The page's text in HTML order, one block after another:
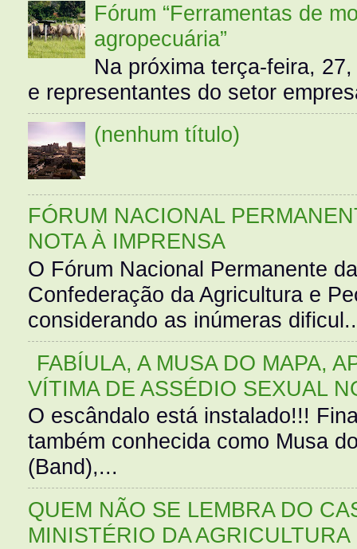
Fórum “Ferramentas de
agropecuária”
Na próxima terça-feira,
e representantes do setor
(nenhum título)
FÓRUM NACIONAL
NOTA À IMPRENSA
O Fórum Nacional Permanente
Confederação da Agricultura e
considerando as inúmeras
FABÍULA, A MUSA DO MAPA,
VÍTIMA DE ASSÉDIO SEXUAL
O escândalo está instalado!!!
também conhecida como Musa
(Band),...
QUEM NÃO SE LEMBRA DO
MINISTÉRIO DA AGRICULTURA